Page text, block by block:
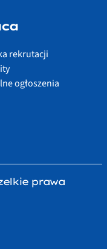
rekrutacji
ogłoszenia
prawa